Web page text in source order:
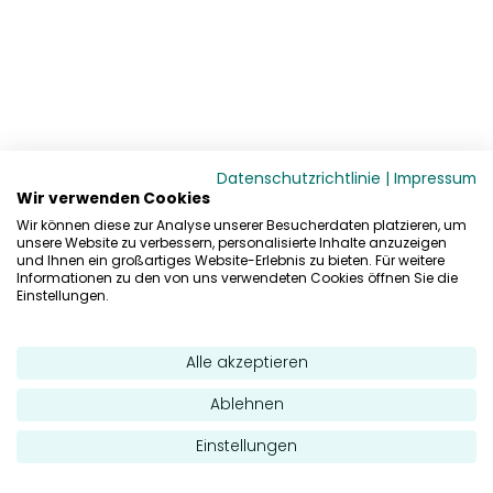
Datenschutzrichtlinie | Impressum
Wir verwenden Cookies
Wir können diese zur Analyse unserer Besucherdaten platzieren, um
unsere Website zu verbessern, personalisierte Inhalte anzuzeigen
und Ihnen ein großartiges Website-Erlebnis zu bieten. Für weitere
Informationen zu den von uns verwendeten Cookies öffnen Sie die
Einstellungen.
Alle akzeptieren
Ablehnen
Einstellungen